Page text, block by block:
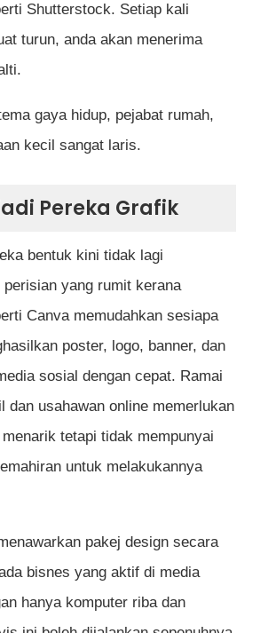
Shutterstock. Setiap kali
turun, anda akan menerima
gaya hidup, pejabat rumah,
kecil sangat laris.
Pereka Grafik
bentuk kini tidak lagi
perisian yang rumit kerana
Canva memudahkan sesiapa
poster, logo, banner, dan
sosial dengan cepat. Ramai
dan usahawan online memerlukan
tetapi tidak mempunyai
untuk melakukannya
pakej design secara
bisnes yang aktif di media
hanya komputer riba dan